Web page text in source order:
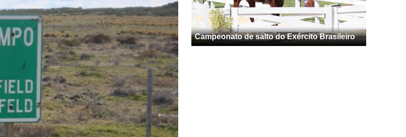
Campeonato de salto do Exército Brasileiro